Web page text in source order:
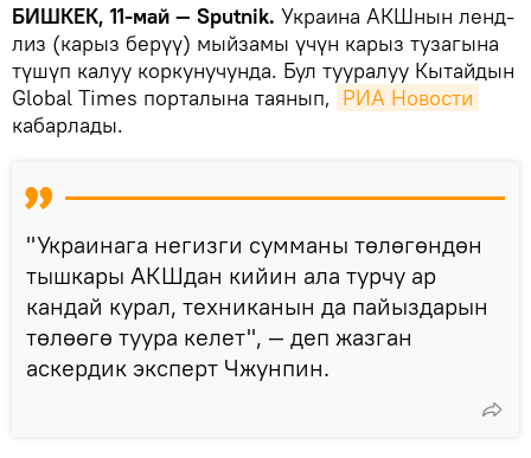
БИШКЕК, 11-май — Sputnik. Украина АКШнын ленд-
лиз (карыз берүү) мыйзамы үчүн карыз тузагына
түшүп калуу коркунучунда. Бул тууралуу Кытайдын
Global Times порталына таянып, РИА Новости
кабарлады.
"Украинага негизги сумманы төлөгөндөн
тышкары АКШдан кийин ала турчу ар
кандай курал, техниканын да пайыздарын
төлөөгө туура келет", — деп жазган
аскердик эксперт Чжунпин.